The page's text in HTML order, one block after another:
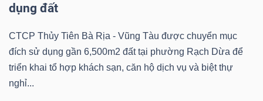
dụng đất
CTCP Thủy Tiên Bà Rịa - Vũng Tàu được chuyển mục
đích sử dụng gần 6,500m2 đất tại phường Rạch Dừa để
triển khai tổ hợp khách sạn, căn hộ dịch vụ và biệt thự
nghỉ...